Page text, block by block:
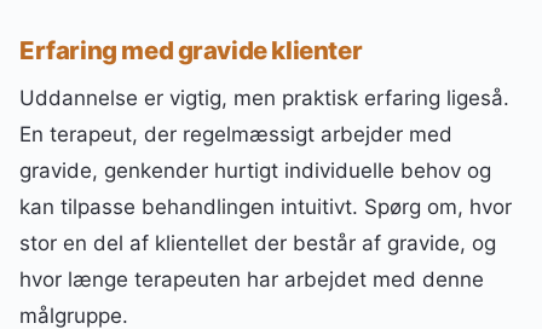
Erfaring med gravide klienter
Uddannelse er vigtig, men praktisk erfaring ligeså.
En terapeut, der regelmæssigt arbejder med
gravide, genkender hurtigt individuelle behov og
kan tilpasse behandlingen intuitivt. Spørg om, hvor
stor en del af klientellet der består af gravide, og
hvor længe terapeuten har arbejdet med denne
målgruppe.